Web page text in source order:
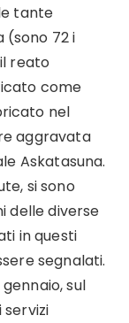
tante
(sono 72 i
reato
come
nel
aggravata
Askatasuna.
si sono
delle diverse
in questi
segnalati.
sul